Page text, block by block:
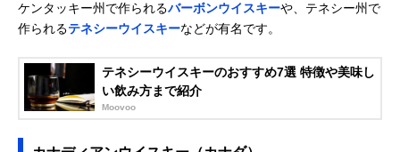
ケンタッキー州で作られるバーボンウイスキーや、テネシー州で
作られるテネシーウイスキーなどが有名です。
テネシーウイスキーのおすすめ7選 特徴や美味し
い飲み方まで紹介
Moovoo